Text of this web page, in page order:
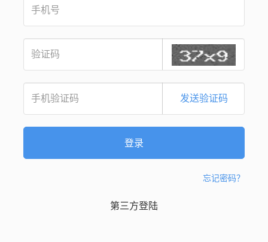
发送验证码
忘记密码？
第三方登陆